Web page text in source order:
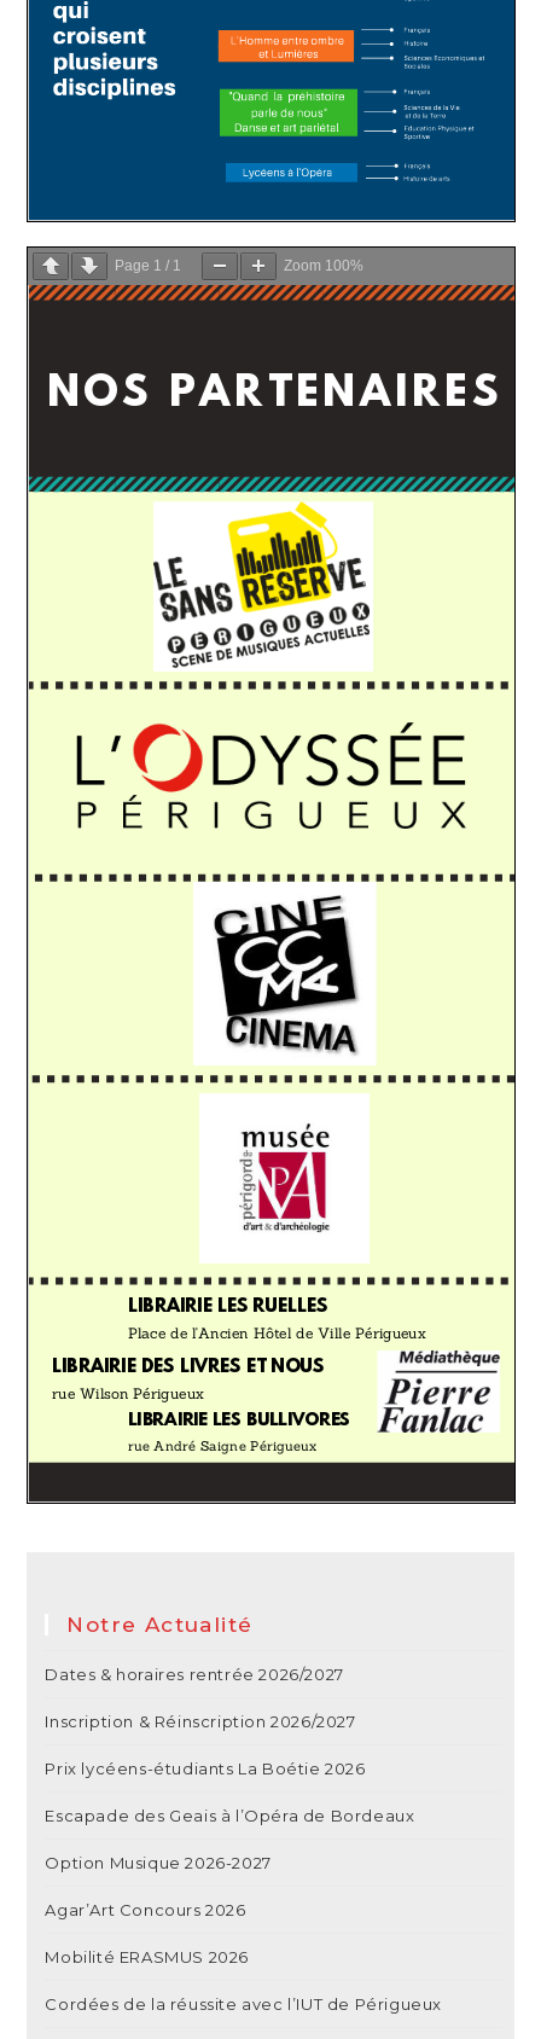
Page 1 / 1 Zoom 100%
Notre Actualité
Dates & horaires rentrée 2026/2027
Inscription & Réinscription 2026/2027
Prix lycéens-étudiants La Boétie 2026
Escapade des Geais à l’Opéra de Bordeaux
Option Musique 2026-2027
Agar’Art Concours 2026
Mobilité ERASMUS 2026
Cordées de la réussite avec l’IUT de Périgueux